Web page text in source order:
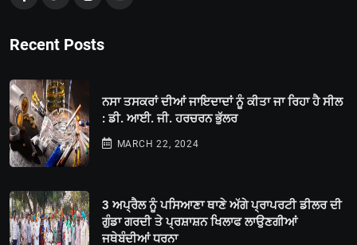
Recent Posts
ਨਸਾ ਤਸਕਰਾਂ ਦੀਆਂ ਜਾਇਦਾਦਾਂ ਨੂੰ ਕੀਤਾ ਜਾ ਰਿਹਾ ਹੈ ਸੀਲ
: ਡੀ. ਆਈ. ਜੀ. ਹਰਚਰਨ ਭੁੱਲਰ
MARCH 22, 2024
3 ਅਪ੍ਰੈਲ ਨੂੰ ਪਸਿਆਣਾ ਥਾਣੇ ਅੱਗੇ ਪ੍ਰਾਪਰਟੀ ਡੀਲਰ ਦੀ
ਗੁੰਡਾ ਗਰਦੀ ਤੇ ਪ੍ਰਸ਼ਾਸ਼ਨ ਖਿਲਾਫ ਲਾਉਣਗੀਆਂ
ਜਥੇਬੰਦੀਆਂ ਧਰਨਾ